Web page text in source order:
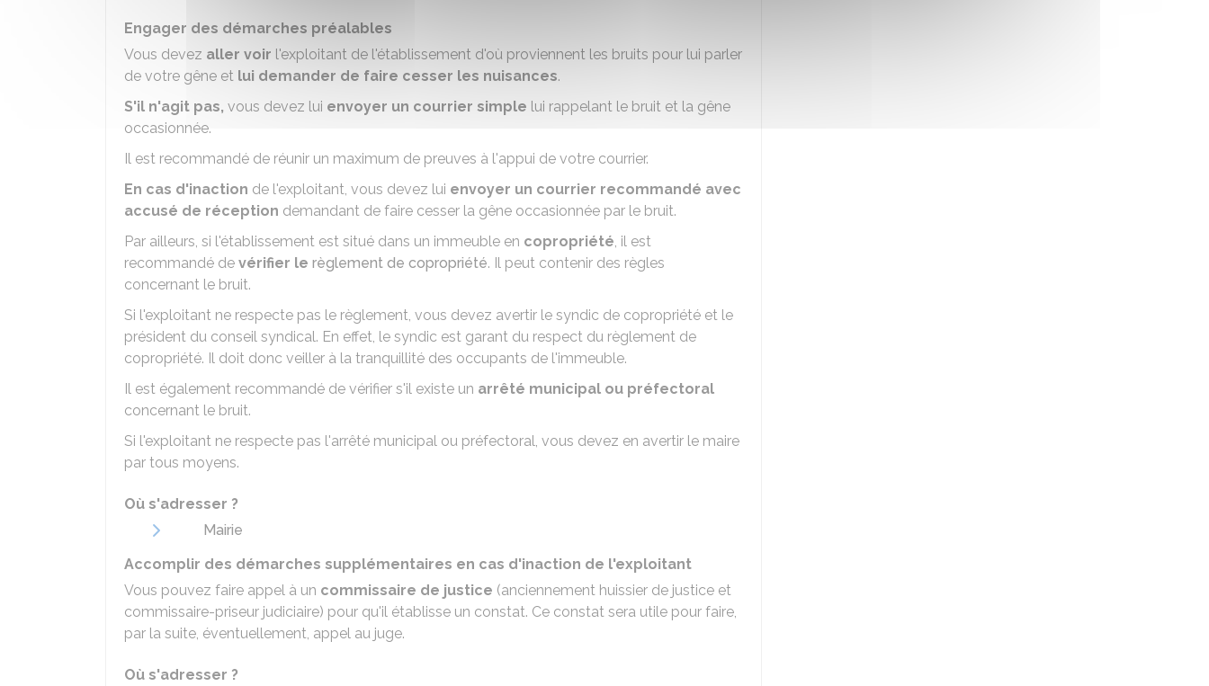
Engager des démarches préalables
Vous devez aller voir l'exploitant de l'établissement d'où proviennent les bruits pour lui parler
de votre gêne et lui demander de faire cesser les nuisances.
S'il n'agit pas, vous devez lui envoyer un courrier simple lui rappelant le bruit et la gêne
occasionnée.
Il est recommandé de réunir un maximum de preuves à l'appui de votre courrier.
En cas d'inaction de l'exploitant, vous devez lui envoyer un courrier recommandé avec
accusé de réception demandant de faire cesser la gêne occasionnée par le bruit.
Par ailleurs, si l'établissement est situé dans un immeuble en copropriété, il est
recommandé de vérifier le règlement de copropriété. Il peut contenir des règles
concernant le bruit.
Si l'exploitant ne respecte pas le règlement, vous devez avertir le syndic de copropriété et le
président du conseil syndical. En effet, le syndic est garant du respect du règlement de
copropriété. Il doit donc veiller à la tranquillité des occupants de l'immeuble.
Il est également recommandé de vérifier s'il existe un arrêté municipal ou préfectoral
concernant le bruit.
Si l'exploitant ne respecte pas l'arrêté municipal ou préfectoral, vous devez en avertir le maire
par tous moyens.
Où s'adresser ?
Mairie
Accomplir des démarches supplémentaires en cas d'inaction de l'exploitant
Vous pouvez faire appel à un commissaire de justice (anciennement huissier de justice et
commissaire-priseur judiciaire) pour qu'il établisse un constat. Ce constat sera utile pour faire,
par la suite, éventuellement, appel au juge.
Où s'adresser ?